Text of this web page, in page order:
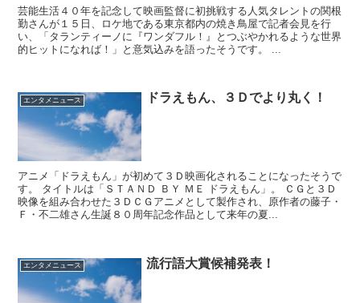
芸能生活４０年を記念して映画監督に初挑戦する人気タレントの関根
勤さんが１５日、ロケ地である東京都内の焼き鳥屋で記者会見を行
い、「タランティーノに『ワンダフル！』とつぶやかれるような世界
的ヒットになれば！」と意気込みを語ったそうです。 ...
エンタメニュース ドラえもん、３Ｄでより丸く！
アニメ「ドラえもん」が初めて３Ｄ映画化されることになったそうで
す。 タイトルは「ＳＴＡＮＤ ＢＹ ＭＥ ドラえもん」。 ＣＧと３Ｄ
映像を組み合わせた３ＤＣＧアニメとして製作され、原作者の藤子・
Ｆ・不二雄さん生誕８０周年記念作品として来年の夏...
エンタメニュース 流行語大賞候補発表！